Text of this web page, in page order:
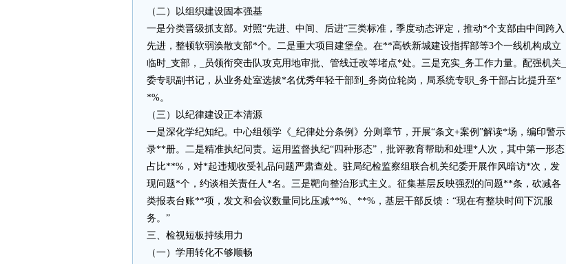
（二）以组织建设固本强基
一是分类晋级抓支部。对照“先进、中间、后进”三类标准，季度动态评定，推动*个支部由中间跨入
先进，整顿软弱涣散支部*个。二是重大项目建堡垒。在**高铁新城建设指挥部等3个一线机构成立
临时_支部，_员领衔突击队攻克用地审批、管线迁改等堵点*处。三是充实_务工作力量。配强机关_
委专职副书记，从业务处室选拔*名优秀年轻干部到_务岗位轮岗，局系统专职_务干部占比提升至*
*%。
（三）以纪律建设正本清源
一是深化学纪知纪。中心组领学《_纪律处分条例》分则章节，开展“条文+案例”解读*场，编印警示
录**册。二是精准执纪问责。运用监督执纪“四种形态”，批评教育帮助和处理*人次，其中第一形态
占比**%，对*起违规收受礼品问题严肃查处。驻局纪检监察组联合机关纪委开展作风暗访*次，发
现问题*个，约谈相关责任人*名。三是靶向整治形式主义。征集基层反映强烈的问题**条，砍减各
类报表台账**项，发文和会议数量同比压减**%、**%，基层干部反馈：“现在有整块时间下沉服
务。”
三、检视短板持续用力
（一）学用转化不够顺畅